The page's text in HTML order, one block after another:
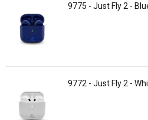
9775 - Just Fly 2 -
9772 - Just Fly 2 -